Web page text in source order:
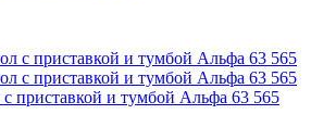
с приставкой и тумбой Альфа 63 565